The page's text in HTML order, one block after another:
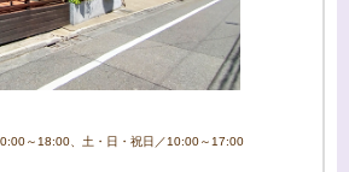
～18:00、土・日・祝日／10:00～17:00